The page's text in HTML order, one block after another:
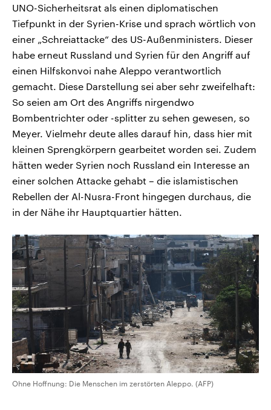
UNO-Sicherheitsrat als einen diplomatischen
Tiefpunkt in der Syrien-Krise und sprach wörtlich von
einer „Schreiattacke“ des US-Außenministers. Dieser
habe erneut Russland und Syrien für den Angriff auf
einen Hilfskonvoi nahe Aleppo verantwortlich
gemacht. Diese Darstellung sei aber sehr zweifelhaft:
So seien am Ort des Angriffs nirgendwo
Bombentrichter oder -splitter zu sehen gewesen, so
Meyer. Vielmehr deute alles darauf hin, dass hier mit
kleinen Sprengkörpern gearbeitet worden sei. Zudem
hätten weder Syrien noch Russland ein Interesse an
einer solchen Attacke gehabt – die islamistischen
Rebellen der Al-Nusra-Front hingegen durchaus, die
in der Nähe ihr Hauptquartier hätten.
Ohne Hoffnung: Die Menschen im zerstörten Aleppo. (AFP)